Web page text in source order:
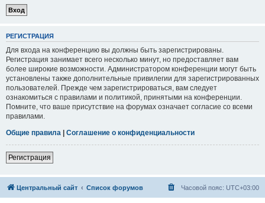
РЕГИСТРАЦИЯ
Для входа на конференцию вы должны быть зарегистрированы.
Регистрация занимает всего несколько минут, но предоставляет вам
более широкие возможности. Администратором конференции могут быть
установлены также дополнительные привилегии для зарегистрированных
пользователей. Прежде чем зарегистрироваться, вам следует
ознакомиться с правилами и политикой, принятыми на конференции.
Помните, что ваше присутствие на форумах означает согласие со всеми
правилами.
Общие правила | Соглашение о конфиденциальности
Регистрация
Центральный сайт Список форумов Часовой пояс: UTC+03:00